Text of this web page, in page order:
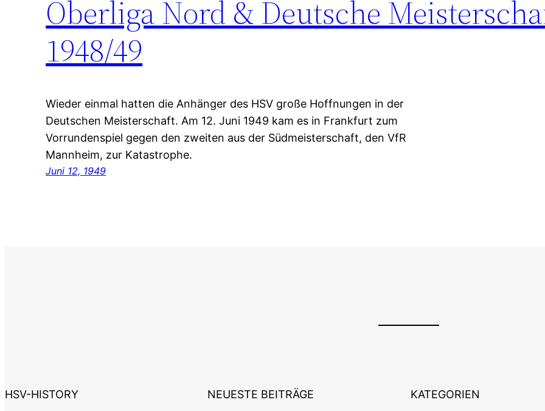
Oberliga Nord & Deutsche
1948/49
Wieder einmal hatten die Anhänger des HSV große Hoffnungen in der
Deutschen Meisterschaft. Am 12. Juni 1949 kam es in Frankfurt zum
Vorrundenspiel gegen den zweiten aus der Südmeisterschaft, den VfR
Mannheim, zur Katastrophe.
Juni 12, 1949
HSV-HISTORY NEUESTE BEITRÄGE KATEGORIEN